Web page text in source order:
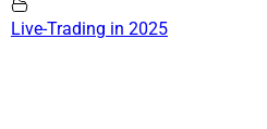
Live-Trading in 2025